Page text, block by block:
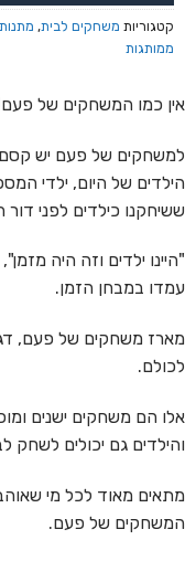
קטגוריות משחקים לבית,
ממותגות
אין כמו המשחקים של
למשחקים של פעם יש קסם
הילדים של היום, ילדי
ששיחקנו כילדים לפני
"היינו ילדים וזה היה
עמדו במבחן הזמן.
מארז משחקים של פעם,
לכולם.
אלו הם משחקים ישנים
והילדים גם יכולים לשחק
מתאים מאוד לכל מי שאוהב
המשחקים של פעם.